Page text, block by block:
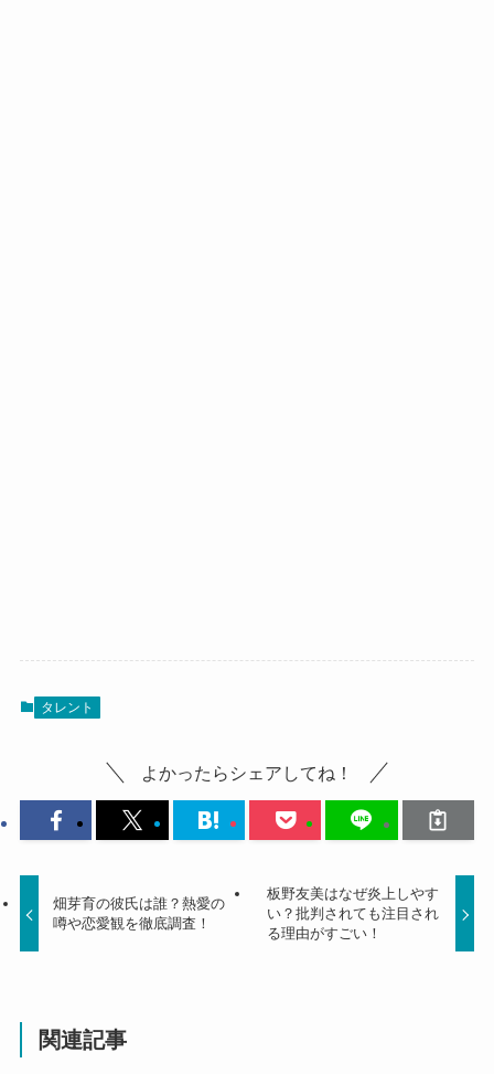
タレント
よかったらシェアしてね！
畑芽育の彼氏は誰？熱愛の
噂や恋愛観を徹底調査！
板野友美はなぜ炎上しやす
い？批判されても注目され
る理由がすごい！
関連記事